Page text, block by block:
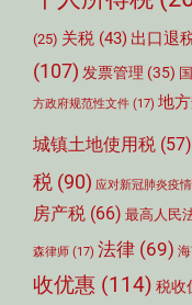
(25) 关税 (43) 出口退
(107) 发票管理 (35)
方政府规范性文件 (17) 地
城镇土地使用税 (57)
税 (90) 应对新冠肺炎疫情
房产税 (66) 最高人民
森律师 (17) 法律 (69)
收优惠 (114) 税收